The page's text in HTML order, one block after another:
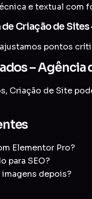
e textual com
Criação de
pontos
– Agência
Criação de Site
Elementor Pro?
para SEO?
depois?